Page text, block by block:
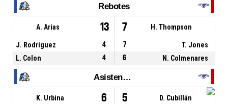
Rebotes
A. Arias 13 7 H. Thompson
J. Rodríguez 4 7
T. Jones
L. Colon
4 6 N. Colmenares
Asistencias
K. Urbina 6 5 D. Cubillán